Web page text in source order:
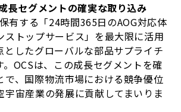
長セグメントの確実な取り込み
有する「24時間365日のAOG対応体
ストップサービス」を最大限に活用
としたグローバルな部品サプライチ
。OCSは、この成長セグメントを確
で、国際物流市場における競争優位
宇宙産業の発展に貢献してまいりま